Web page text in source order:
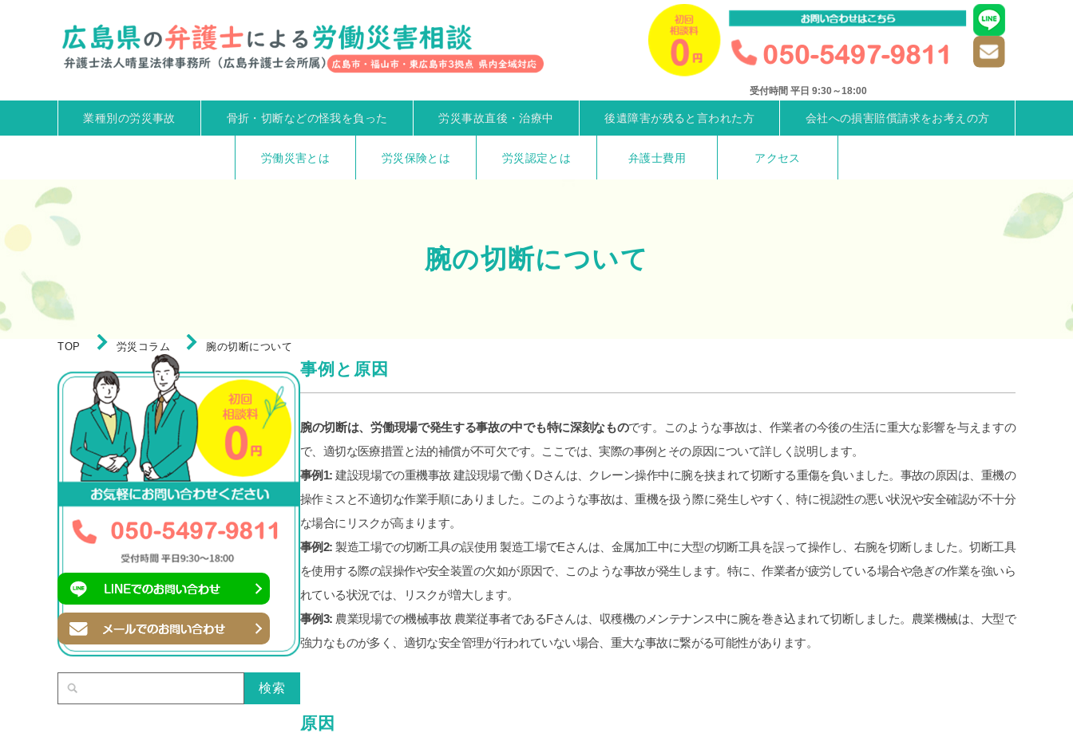
受付時間 平日 9:30～18:00
業種別の労災事故 骨折・切断などの怪我を負った 労災事故直後・治療中 後遺障害が残ると言われた方 会社への損害賠償請求をお考えの方
労働災害とは 労災保険とは 労災認定とは 弁護士費用 アクセス
腕の切断について
TOP 労災コラム 腕の切断について
検索
事例と原因
腕の切断は、労働現場で発生する事故の中でも特に深刻なものです。このような事故は、作業者の今後の生活に重大な影響を与えますの
で、適切な医療措置と法的補償が不可欠です。ここでは、実際の事例とその原因について詳しく説明します。
事例1:建設現場での重機事故 建設現場で働くDさんは、クレーン操作中に腕を挟まれて切断する重傷を負いました。事故の原因は、重機の
操作ミスと不適切な作業手順にありました。このような事故は、重機を扱う際に発生しやすく、特に視認性の悪い状況や安全確認が不十分
な場合にリスクが高まります。
事例2: 製造工場での切断工具の誤使用 製造工場でEさんは、金属加工中に大型の切断工具を誤って操作し、右腕を切断しました。切断工具
を使用する際の誤操作や安全装置の欠如が原因で、このような事故が発生します。特に、作業者が疲労している場合や急ぎの作業を強いら
れている状況では、リスクが増大します。
事例3: 農業現場での機械事故 農業従事者であるFさんは、収穫機のメンテナンス中に腕を巻き込まれて切断しました。農業機械は、大型で
強力なものが多く、適切な安全管理が行われていない場合、重大な事故に繋がる可能性があります。
原因